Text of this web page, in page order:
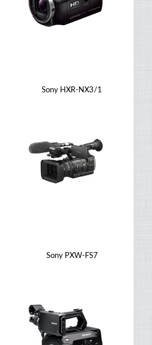
Sony HXR-NX3/1
Sony PXW-FS7